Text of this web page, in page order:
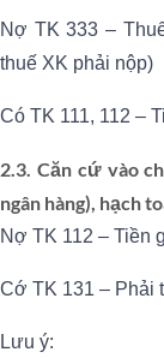
Nợ TK 333 –
thuế XK phải nộp)
Có TK 111, 112 –
2.3. Căn cứ vào
ngân hàng), hạch
Nợ TK 112 – Tiền
Cớ TK 131 – Phải
Lưu ý: